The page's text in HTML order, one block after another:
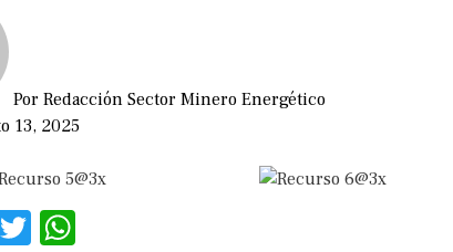
Por Redacción Sector Minero Energético
13, 2025
Twitter